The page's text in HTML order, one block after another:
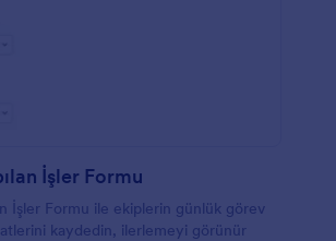
İşler Formu
İşler Formu ile ekiplerin günlük görev
kaydedin, ilerlemeyi görünür